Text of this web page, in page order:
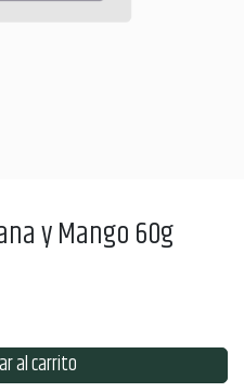
y Mango 60g
al carrito